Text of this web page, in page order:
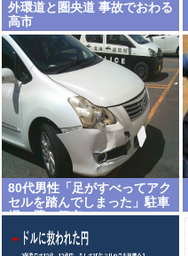
外環道と圏央道 事故でおわる
高市
80代男性「足がすべってアク
セルを踏んでしまった」駐車
場の壁に衝突